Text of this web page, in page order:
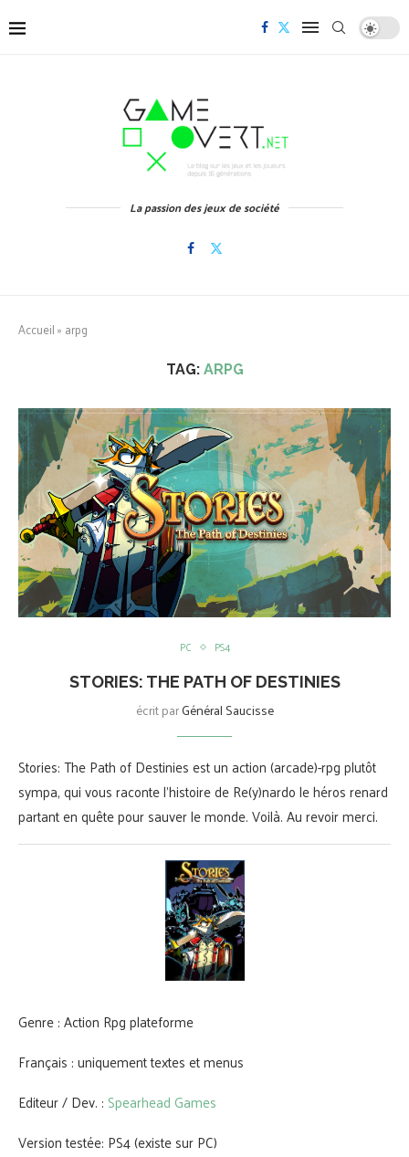
La passion des jeux de société
Accueil» arpg
TAG: ARPG
PC PS4
STORIES: THE PATH OF DESTINIES
écrit parGénéral Saucisse
Stories: The Path of Destinies est un action (arcade)-rpg plutôt
sympa, qui vous raconte l’histoire de Re(y)nardo le héros renard
partant en quête pour sauver le monde. Voilà. Au revoir merci.
Genre : Action Rpg plateforme
Français : uniquement textes et menus
Editeur / Dev. : Spearhead Games
Version testée: PS4 (existe sur PC)